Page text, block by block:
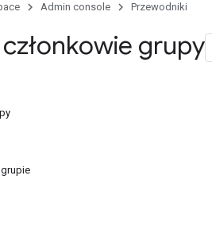
Admin console Przewodniki
członkowie grupy